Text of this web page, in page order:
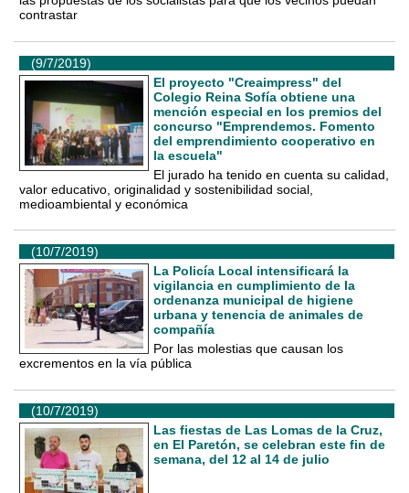
contrastar
(9/7/2019)
El proyecto "Creaimpress" del
Colegio Reina Sofía obtiene una
mención especial en los premios del
concurso "Emprendemos. Fomento
del emprendimiento cooperativo en
la escuela"
El jurado ha tenido en cuenta su calidad,
valor educativo, originalidad y sostenibilidad social,
medioambiental y económica
(10/7/2019)
La Policía Local intensificará la
vigilancia en cumplimiento de la
ordenanza municipal de higiene
urbana y tenencia de animales de
compañía
Por las molestias que causan los
excrementos en la vía pública
(10/7/2019)
Las fiestas de Las Lomas de la Cruz,
en El Paretón, se celebran este fin de
semana, del 12 al 14 de julio